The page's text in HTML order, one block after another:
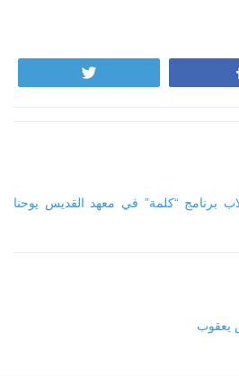
برنامج “كلمة” في معهد القديس يوحنا
يعقوب